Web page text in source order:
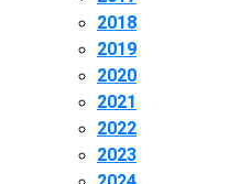
2018
2019
2020
2021
2022
2023